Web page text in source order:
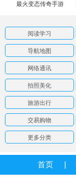
最火变态传奇手游
阅读学习
导航地图
网络通讯
拍照美化
旅游出行
交易购物
更多分类
首页